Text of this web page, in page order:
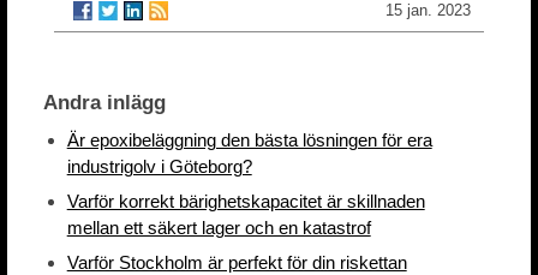
15 jan. 2023
Andra inlägg
Är epoxibeläggning den bästa lösningen för era
industrigolv i Göteborg?
Varför korrekt bärighetskapacitet är skillnaden
mellan ett säkert lager och en katastrof
Varför Stockholm är perfekt för din riskettan